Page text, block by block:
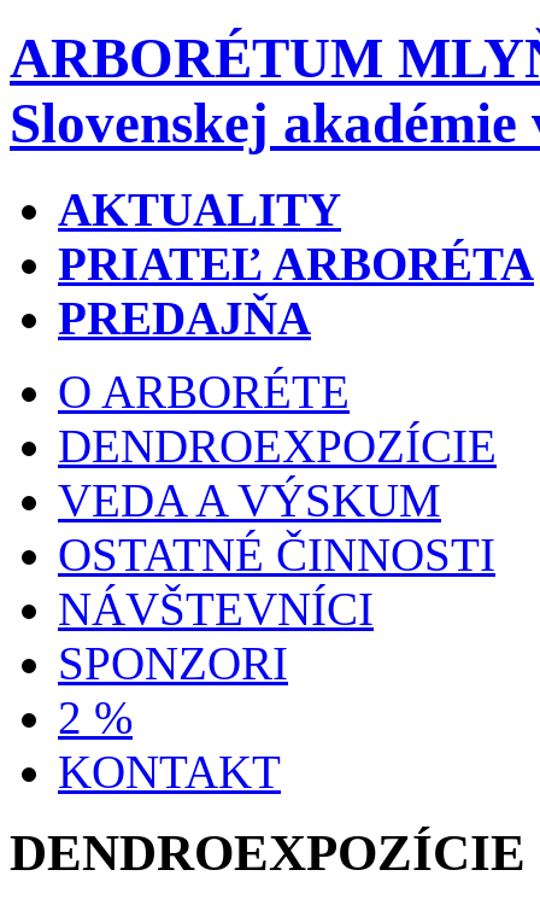
ARBORÉTUM
Slovenskej akadémie
AKTUALITY
PRIATEĽ ARBORÉTA
PREDAJŇA
O ARBORÉTE
DENDROEXPOZÍCIE
VEDA A VÝSKUM
OSTATNÉ ČINNOSTI
NÁVŠTEVNÍCI
SPONZORI
2 %
KONTAKT
DENDROEXPOZÍCIE